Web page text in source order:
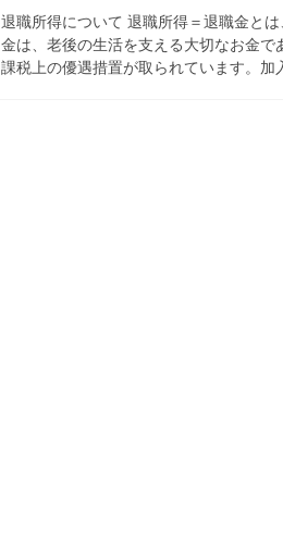
退職所得について 退職所得＝退職金と
金は、老後の生活を支える大切なお金
課税上の優遇措置が取られています。